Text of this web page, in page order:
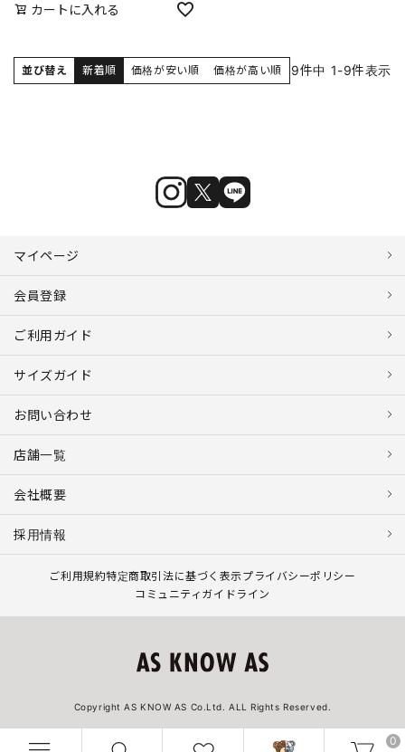
0
カートに入れる
並び替え 新着順 価格が安い順 価格が高い順 9件中 1-9件表示
マイページ
会員登録
ご利用ガイド
サイズガイド
お問い合わせ
店舗一覧
会社概要
採用情報
ご利用規約特定商取引法に基づく表示プライバシーポリシー
コミュニティガイドライン
Copyright AS KNOW AS Co.Ltd. ALL Rights Reserved.